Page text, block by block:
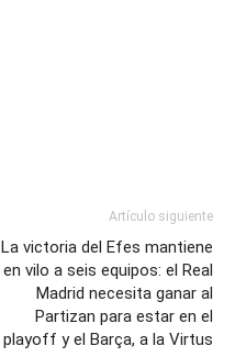
Artículo siguiente
La victoria del Efes mantiene
en vilo a seis equipos: el Real
Madrid necesita ganar al
Partizan para estar en el
playoff y el Barça, a la Virtus